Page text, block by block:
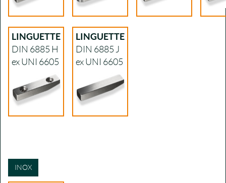
LINGUETTE
DIN 6885 H
ex UNI 6605
LINGUETTE
DIN 6885 J
ex UNI 6605
INOX